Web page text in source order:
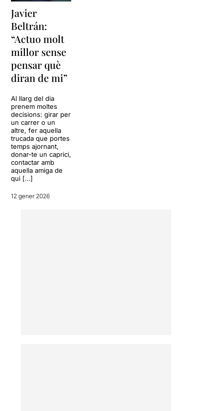
Javier
Beltrán:
“Actuo molt
millor sense
pensar què
diran de mi”
Al llarg del dia
prenem moltes
decisions: girar per
un carrer o un
altre, fer aquella
trucada que portes
temps ajornant,
donar-te un caprici,
contactar amb
aquella amiga de
qui […]
12 gener 2026